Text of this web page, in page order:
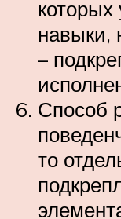
навыки,
–
Способ
то